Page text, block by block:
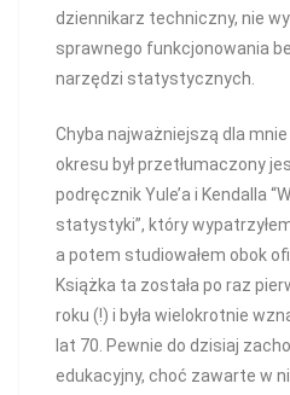
dziennikarz techniczny, nie
sprawnego funkcjonowania
narzędzi statystycznych.
Chyba najważniejszą dla
okresu był przetłumaczony
podręcznik Yule’a i Kendalla
statystyki”, który
a potem studiowałem obok
Książka ta została po raz
roku (!) i była wielokrotnie
lat 70. Pewnie do dzisiaj
edukacyjny, choć zawarte w